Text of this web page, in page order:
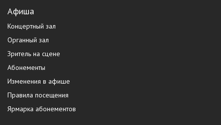
Афиша
Концертный зал
Органный зал
Зритель на сцене
Абонементы
Изменения в афише
Правила посещения
Ярмарка абонементов